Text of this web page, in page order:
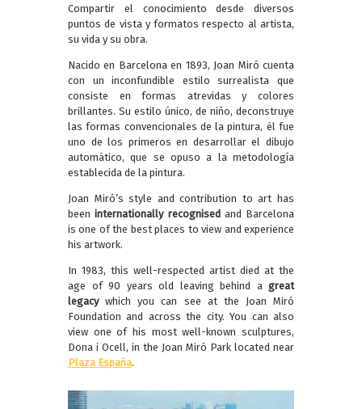
Compartir el conocimiento desde diversos
puntos de vista y formatos respecto al artista,
su vida y su obra.
Nacido en Barcelona en 1893, Joan Miró cuenta
con un inconfundible estilo surrealista que
consiste en formas atrevidas y colores
brillantes. Su estilo único, de niño, deconstruye
las formas convencionales de la pintura, él fue
uno de los primeros en desarrollar el dibujo
automático, que se opuso a la metodología
establecida de la pintura.
Joan Miró’s style and contribution to art has
beeninternationally recognisedand Barcelona
is one of the best places to view and experience
his artwork.
In 1983, this well-respected artist died at the
age of 90 years old leaving behind a great
legacywhich you can see at the Joan Miró
Foundation and across the city. You can also
view one of his most well-known sculptures,
Dona i Ocell, in the Joan Miró Park located near
Plaza España.